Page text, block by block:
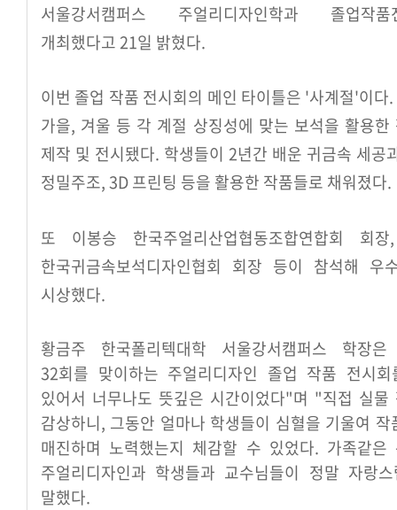
서울강서캠퍼스 주얼리디자인학과 졸업작품
개최했다고 21일 밝혔다.
이번 졸업 작품 전시회의 메인 타이틀은 '사계절'이다
가을, 겨울 등 각 계절 상징성에 맞는 보석을 활용한
제작 및 전시됐다. 학생들이 2년간 배운 귀금속 세공
정밀주조, 3D 프린팅 등을 활용한 작품들로 채워졌다.
또 이봉승 한국주얼리산업협동조합연합회 회
한국귀금속보석디자인협회 회장 등이 참석해 우
시상했다.
황금주 한국폴리텍대학 서울강서캠퍼스 학장
32회를 맞이하는 주얼리디자인 졸업 작품 전시
있어서 너무나도 뜻깊은 시간이었다"며 "직접 실물
감상하니, 그동안 얼마나 학생들이 심혈을 기울여 작
매진하며 노력했는지 체감할 수 있었다. 가족같은
주얼리디자인과 학생들과 교수님들이 정말 자랑
말했다.